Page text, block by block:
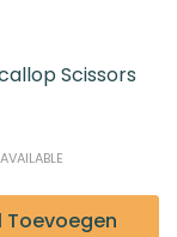
Scissors
Toevoegen